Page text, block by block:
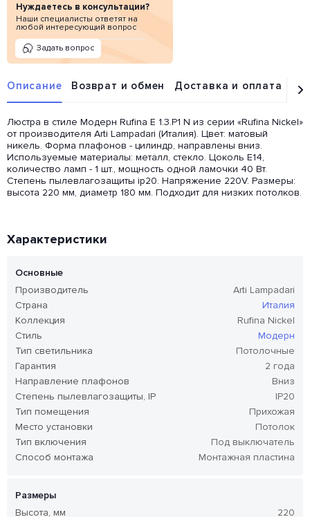
Нуждаетесь в консультации?
Наши специалисты ответят на
любой интересующий вопрос
Задать вопрос
Описание Возврат и обмен Доставка и оплата
Люстра в стиле Модерн Rufina E 1.3.P1 N из серии «Rufina Nickel»
от производителя Arti Lampadari (Италия). Цвет: матовый
никель. Форма плафонов - цилиндр, направлены вниз.
Используемые материалы: металл, стекло. Цоколь E14,
количество ламп - 1 шт., мощность одной ламочки 40 Вт.
Степень пылевлагозащиты ip20. Напряжение 220V. Размеры:
высота 220 мм, диаметр 180 мм. Подходит для низких потолков.
Характеристики
Основные
Производитель
Arti Lampadari
Страна
Италия
Коллекция
Rufina Nickel
Стиль
Модерн
Тип светильника
Потолочные
Гарантия
2 года
Направление плафонов
Вниз
Степень пылевлагозащиты, IP
IP20
Тип помещения
Прихожая
Место установки
Потолок
Тип включения
Под выключатель
Способ монтажа
Монтажная пластина
Размеры
Высота, мм
220